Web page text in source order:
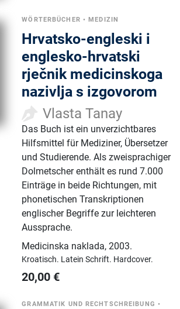
WÖRTERBÜCHER • MEDIZIN
Hrvatsko-engleski i
englesko-hrvatski
rječnik medicinskoga
nazivlja s izgovorom
Vlasta Tanay
Das Buch ist ein unverzichtbares
Hilfsmittel für Mediziner, Übersetzer
und Studierende. Als zweisprachiger
Dolmetscher enthält es rund 7.000
Einträge in beide Richtungen, mit
phonetischen Transkriptionen
englischer Begriffe zur leichteren
Aussprache.
Medicinska naklada,2003.
Kroatisch. Latein Schrift. Hardcover.
20,00 €
GRAMMATIK UND RECHTSCHREIBUNG •